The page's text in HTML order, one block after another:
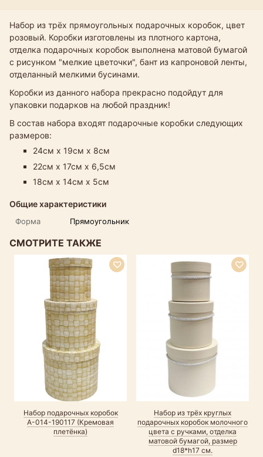
Набор из трёх прямоугольных подарочных коробок, цвет
розовый. Коробки изготовлены из плотного картона,
отделка подарочных коробок выполнена матовой бумагой
с рисунком "мелкие цветочки", бант из капроновой ленты,
отделанный мелкими бусинами.
Коробки из данного набора прекрасно подойдут для
упаковки подарков на любой праздник!
В состав набора входят подарочные коробки следующих
размеров:
24см х 19см х 8см
22см х 17см х 6,5см
18см х 14см х 5см
Общие характеристики
Форма Прямоугольник
СМОТРИТЕ ТАКЖЕ
Набор подарочных коробок
А-014-190117 (Кремовая
плетёнка)
Набор из трёх круглых
подарочных коробок молочного
цвета с ручками, отделка
матовой бумагой, размер
d18*h17 см.